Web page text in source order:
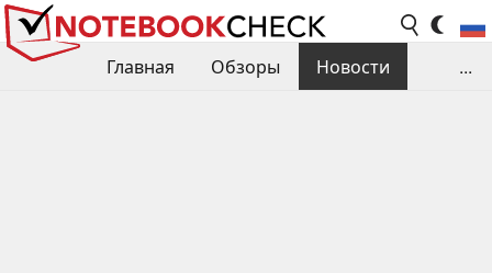
Главная Обзоры
Новости
...